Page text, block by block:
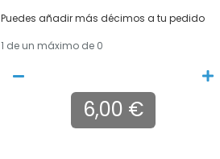
Puedes añadir más décimos a tu pedido
1 de un máximo de 0
6,00 €